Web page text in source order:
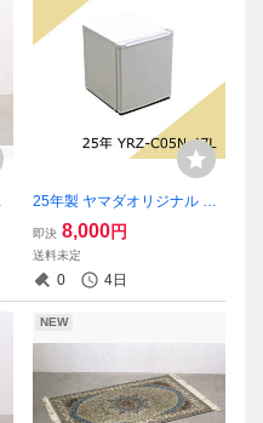
25年製 ヤマダオリジナル RE
FAGE ノンフロン冷蔵庫 YRZ
-C05N 47L 家電製品 中古
即決 8,000円
送料未定
0 4日
NEW